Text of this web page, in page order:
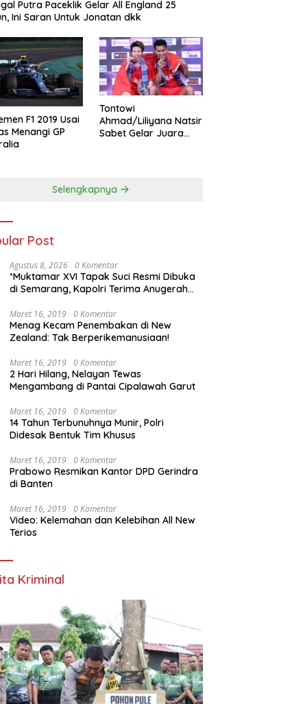
Putra Paceklik Gelar All England 25
Ini Saran Untuk Jonatan dkk
F1 2019 Usai
Menangi GP
Tontowi
Ahmad/Liliyana Natsir
Sabet Gelar Juara
Selengkapnya
Post
Agustus 8, 2026 0 Komentar
*Muktamar XVI Tapak Suci Resmi Dibuka
di Semarang, Kapolri Terima Anugerah
Maret 16, 2019 0 Komentar
Menag Kecam Penembakan di New
Zealand: Tak Berperikemanusiaan!
Maret 16, 2019 0 Komentar
2 Hari Hilang, Nelayan Tewas
Mengambang di Pantai Cipalawah Garut
Maret 16, 2019 0 Komentar
14 Tahun Terbunuhnya Munir, Polri
Didesak Bentuk Tim Khusus
Maret 16, 2019 0 Komentar
Prabowo Resmikan Kantor DPD Gerindra
di Banten
Maret 16, 2019 0 Komentar
Video: Kelemahan dan Kelebihan All New
Terios
Kriminal